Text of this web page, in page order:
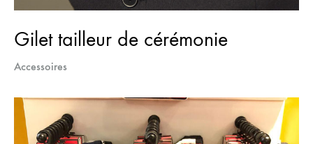
Gilet tailleur de cérémonie
Accessoires